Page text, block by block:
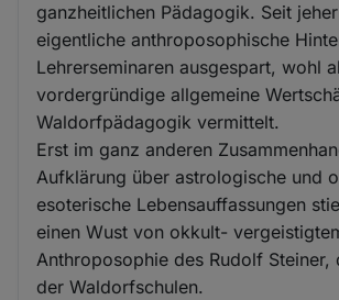
ganzheitlichen Pädagogik. Seit
eigentliche anthroposophische
Lehrerseminaren ausgespart, wohl
vordergründige allgemeine
Waldorfpädagogik vermittelt.
Erst im ganz anderen
Aufklärung über astrologische und
esoterische Lebensauffassungen
einen Wust von okkult-
Anthroposophie des Rudolf Steiner,
der Waldorfschulen.